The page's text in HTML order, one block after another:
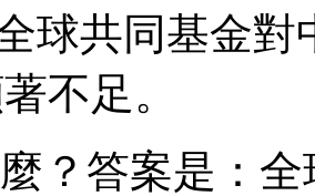
球共同基金
不足。
？答案是：